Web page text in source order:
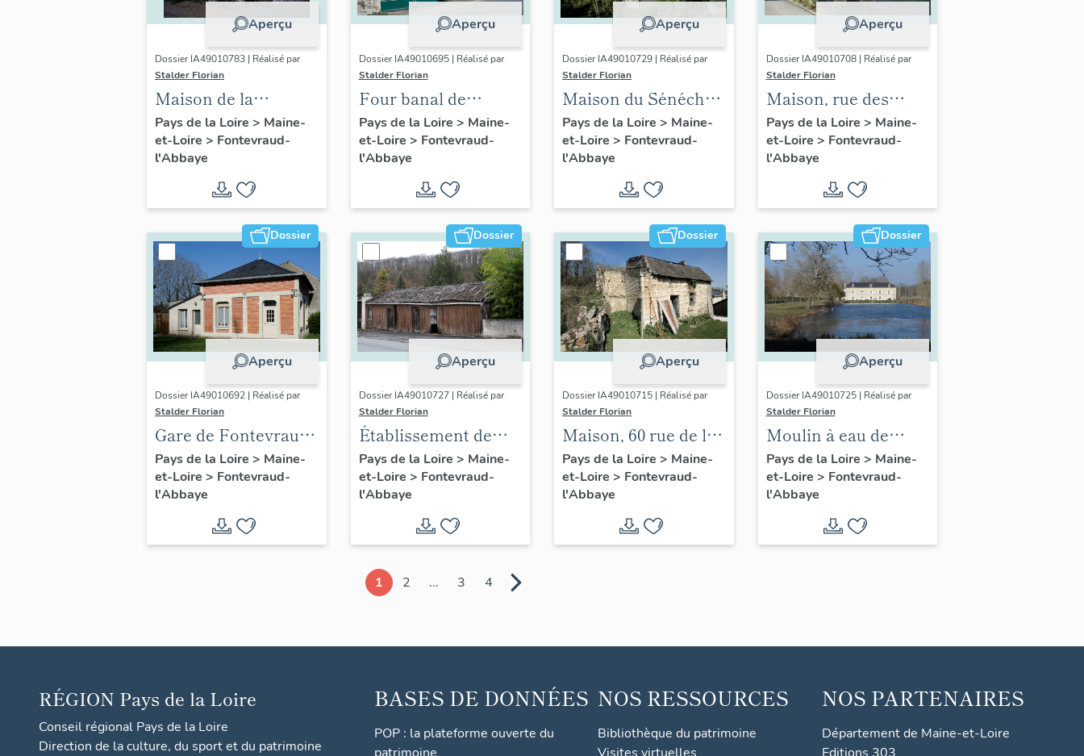
Aperçu
Dossier IA49010783 | Réalisé par
Stalder Florian
Maison de la
Secrétainerie, ou
Segrétainerie, 31 rue
Saint-Jean-de-l'Habit,
Fontevraud-l'Abbaye
Pays de la Loire > Maine-
et-Loire > Fontevraud-
l'Abbaye
Aperçu
Dossier IA49010695 | Réalisé par
Stalder Florian
Four banal de
l'Ânerie, puis ferme
du Bas-Courty,
actuellement Le
Courty, 17 rue de l'
Hermitage,
Fontevraud-l'Abbaye
Pays de la Loire > Maine-
et-Loire > Fontevraud-
l'Abbaye
Aperçu
Dossier IA49010729 | Réalisé par
Stalder Florian
Maison du Sénéchal,
puis hôtel de la
Boule-d'Or, puis
école, puis maison, 6
place des Blatiers,
Fontevraud-l'Abbaye
Pays de la Loire > Maine-
et-Loire > Fontevraud-
l'Abbaye
Aperçu
Dossier IA49010708 | Réalisé par
Stalder Florian
Maison, rue des
Potiers, entre le 75 et
le 91, Fontevraud-
l'Abbaye
Pays de la Loire > Maine-
et-Loire > Fontevraud-
l'Abbaye
Dossier
Aperçu
Dossier IA49010692 | Réalisé par
Stalder Florian
Gare de Fontevraud,
actuellement maison
dite "Mary Jan", 5
avenue des Roches,
Fontevraud-l'Abbaye
Pays de la Loire > Maine-
et-Loire > Fontevraud-
l'Abbaye
Dossier
Aperçu
Dossier IA49010727 | Réalisé par
Stalder Florian
Établissement de
danse et salle de
spectacle
(désaffectée), 66
Rochechouart,
Fontevraud-l'Abbaye
Pays de la Loire > Maine-
et-Loire > Fontevraud-
l'Abbaye
Dossier
Aperçu
Dossier IA49010715 | Réalisé par
Stalder Florian
Maison, 60 rue de la
Socraie, Fontevraud-
l'Abbaye
Pays de la Loire > Maine-
et-Loire > Fontevraud-
l'Abbaye
Dossier
Aperçu
Dossier IA49010725 | Réalisé par
Stalder Florian
Moulin à eau de
Mestré, actuellement
maison, Fontevraud-
l'Abbaye
Pays de la Loire > Maine-
et-Loire > Fontevraud-
l'Abbaye
1 2 ... 3 4
RÉGION Pays de la Loire
Conseil régional Pays de la Loire
Direction de la culture, du sport et du patrimoine
BASES DE DONNÉES
POP : la plateforme ouverte du
NOS RESSOURCES
Bibliothèque du patrimoine
NOS PARTENAIRES
Département de Maine-et-Loire